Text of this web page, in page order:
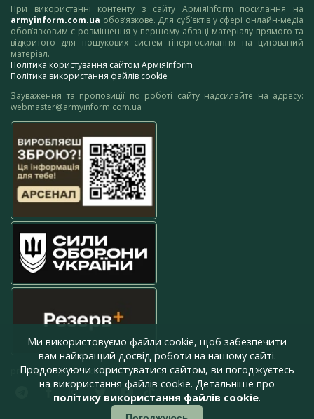
При використанні контенту з сайту АрміяInform посилання на
armyinform.com.ua обов’язкове. Для суб’єктів у сфері онлайн-медіа
обов’язковим є розміщення у першому абзаці матеріалу прямого та
відкритого для пошукових систем гіперпосилання на цитований
матеріал.
Політика користування сайтом АрміяInform
Політика використання файлів cookie
Зауваження та пропозиції по роботі сайту надсилайте на адресу:
webmaster@armyinform.com.ua
press@armyinform.com.ua
Ми використовуємо файли cookie, щоб забезпечити
вам найкращий досвід роботи на нашому сайті.
Продовжуючи користуватися сайтом, ви погоджуєтесь
на використання файлів cookie. Детальніше про
політику використання файлів cookie.